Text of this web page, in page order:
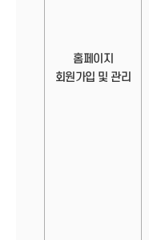
홈페이지
회원가입 및 관리